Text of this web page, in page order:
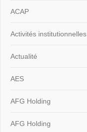
ACAP
Activités institutionnelles
Actualité
AES
AFG Holding
AFG Holding